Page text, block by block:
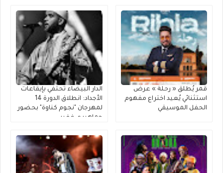
قمر يُطلق « رحلة » عرضٌ
استثنائي يُعيد اختراع مفهوم
الحفل الموسيقي
الدار البيضاء تحتفي بإيقاعات
الأجداد: انطلاق الدورة 14
لمهرجان "نجوم كناوة" بحضور
جماهيري غفير